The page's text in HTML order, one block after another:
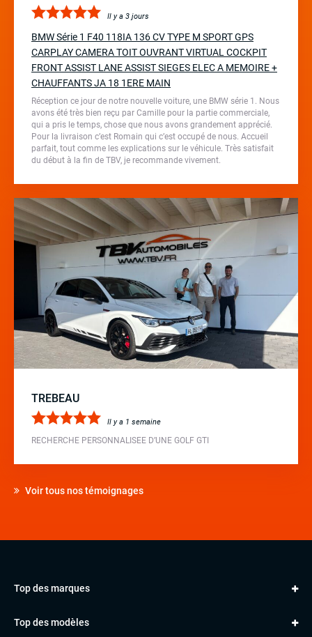
Il y a 3 jours
BMW Série 1 F40 118IA 136 CV TYPE M SPORT GPS
CARPLAY CAMERA TOIT OUVRANT VIRTUAL COCKPIT
FRONT ASSIST LANE ASSIST SIEGES ELEC A MEMOIRE +
CHAUFFANTS JA 18 1ERE MAIN
Réception ce jour de notre nouvelle voiture, une BMW série 1. Nous
avons été très bien reçu par Camille pour la partie commerciale,
qui a pris le temps, chose que nous avons grandement apprécié.
Pour la livraison c’est Romain qui c’est occupé de nous. Accueil
parfait, tout comme les explications sur le véhicule. Très satisfait
du début à la fin de TBV, je recommande vivement.
TREBEAU
Il y a 1 semaine
RECHERCHE PERSONNALISEE D’UNE GOLF GTI
Voir tous nos témoignages
Top des marques
VOLKSWAGEN
Top des modèles